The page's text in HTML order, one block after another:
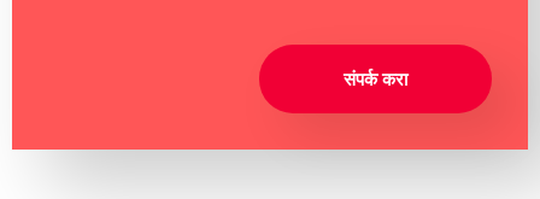
संपर्क करा